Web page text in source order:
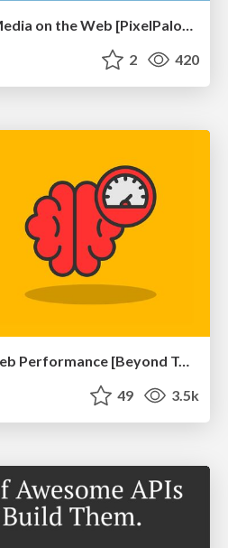
2 420
The Psychology of Web Performance [Beyond Tellerrand 2023]
49 3.5k